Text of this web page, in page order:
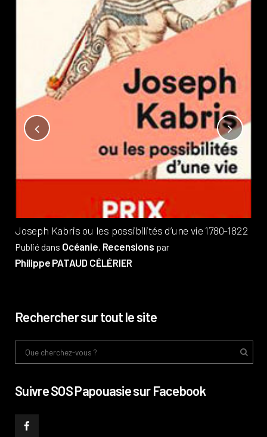
Joseph Kabris ou les possibilités d’une vie 1780-1822
Publié dans Océanie, Recensions par
Philippe PATAUD CÉLÉRIER
Rechercher sur tout le site
Suivre SOS Papouasie sur Facebook